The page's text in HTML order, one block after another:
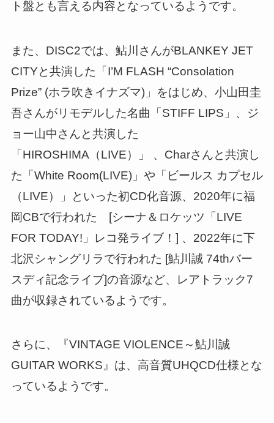
ト盤とも言える内容となっているようです。
また、DISC2では、鮎川さんがBLANKEY JET
CITYと共演した「I’M FLASH “Consolation
Prize” (ホラ吹きイナズマ)」をはじめ、小山田圭
吾さんがリモデルした名曲「STIFF LIPS」、ジ
ョー山中さんと共演した
「HIROSHIMA（LIVE）」 、Charさんと共演し
た「White Room(LIVE)」や「ビールス カプセル
（LIVE）」といった初CD化音源、2020年に福
岡CBで行われた [シーナ＆ロケッツ「LIVE
FOR TODAY!」レコ発ライブ！] 、2022年に下
北沢シャングリラで行われた [鮎川誠 74thバー
スディ記念ライブ]の音源など、レアトラック7
曲が収録されているようです。
さらに、『VINTAGE VIOLENCE～鮎川誠
GUITAR WORKS』は、高音質UHQCD仕様とな
っているようです。